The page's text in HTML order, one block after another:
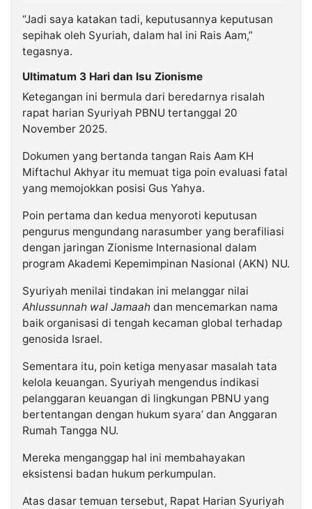
“Jadi saya katakan tadi, keputusannya keputusan
sepihak oleh Syuriah, dalam hal ini Rais Aam,”
tegasnya.
Ultimatum 3 Hari dan Isu Zionisme
Ketegangan ini bermula dari beredarnya risalah
rapat harian Syuriyah PBNU tertanggal 20
November 2025.
Dokumen yang bertanda tangan Rais Aam KH
Miftachul Akhyar itu memuat tiga poin evaluasi fatal
yang memojokkan posisi Gus Yahya.
Poin pertama dan kedua menyoroti keputusan
pengurus mengundang narasumber yang berafiliasi
dengan jaringan Zionisme Internasional dalam
program Akademi Kepemimpinan Nasional (AKN) NU.
Syuriyah menilai tindakan ini melanggar nilai
Ahlussunnah wal Jamaah dan mencemarkan nama
baik organisasi di tengah kecaman global terhadap
genosida Israel.
Sementara itu, poin ketiga menyasar masalah tata
kelola keuangan. Syuriyah mengendus indikasi
pelanggaran keuangan di lingkungan PBNU yang
bertentangan dengan hukum syara’ dan Anggaran
Rumah Tangga NU.
Mereka menganggap hal ini membahayakan
eksistensi badan hukum perkumpulan.
Atas dasar temuan tersebut, Rapat Harian Syuriyah